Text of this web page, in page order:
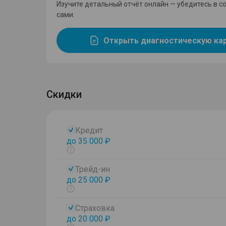
Изучите детальный отчёт онлайн — убедитесь в
сами.
Открыть диагностическую
Скидки
Кредит
до 35 000 ₽
Показать
Трейд-ин
до 25 000 ₽
Показать
Страховка
до 20 000 ₽